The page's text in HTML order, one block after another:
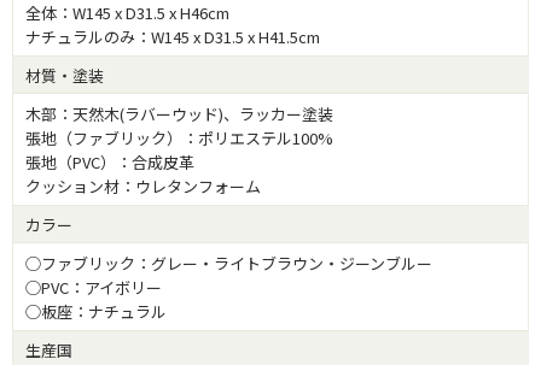
全体：W145 x D31.5 x H46cm
ナチュラルのみ：W145 x D31.5 x H41.5cm
材質・塗装
木部：天然木(ラバーウッド)、ラッカー塗装
張地（ファブリック）：ポリエステル100%
張地（PVC）：合成皮革
クッション材：ウレタンフォーム
カラー
◯ファブリック：グレー・ライトブラウン・ジーンブルー
◯PVC：アイボリー
◯板座：ナチュラル
生産国